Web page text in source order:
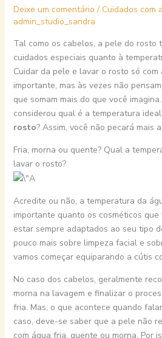
Deixe um comentário / Cuidados com
admin_studio_sandra
Tal como os cabelos, a pele do rosto
cuidados especiais quanto à
Cuidar da pele e lavar o rosto só com
importante, mas às vezes não
que somam mais do que você
considerou qual é a temperatura
rosto? Assim, você não pecará mais
Fria, morna ou quente? Qual a
lavar o rosto?
Acredite ou não, a temperatura da
importante quanto os cosméticos que
estar sempre adaptados ao seu tipo
pouco mais sobre limpeza facial e
vamos começar equiparando a cútis
No caso dos cabelos, geralmente
morna na lavagem e finalizar o
fria. Mas, o que acontece quando
caso, deve-se saber que a pele não
com água fria, quente ou morna. Por